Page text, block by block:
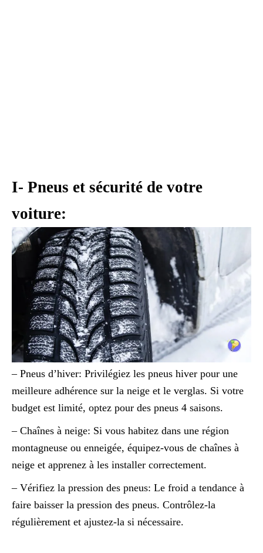
I- Pneus et sécurité de votre
voiture:
– Pneus d’hiver: Privilégiez les pneus hiver pour une
meilleure adhérence sur la neige et le verglas. Si votre
budget est limité, optez pour des pneus 4 saisons.
– Chaînes à neige: Si vous habitez dans une région
montagneuse ou enneigée, équipez-vous de chaînes à
neige et apprenez à les installer correctement.
– Vérifiez la pression des pneus: Le froid a tendance à
faire baisser la pression des pneus. Contrôlez-la
régulièrement et ajustez-la si nécessaire.